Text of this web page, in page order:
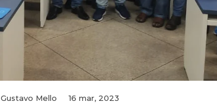
Gustavo Mello 16 mar, 2023